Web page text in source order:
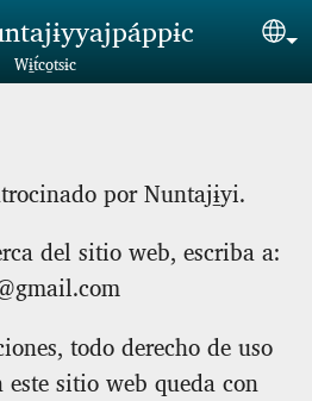
Wɨ̱t́co̱tsɨc
por Nuntajɨ̱yi.
del sitio web, escriba a:
todo derecho de uso
sitio web queda con